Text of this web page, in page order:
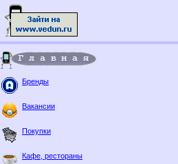
Бренды
Вакансии
Покупки
Кафе, рестораны